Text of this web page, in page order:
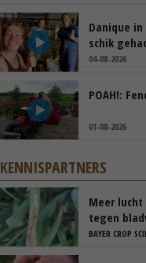
Danique in
schik
04-08-2026
POAH!:
01-08-2026
KENNISPARTNERS
Meer
tegen
BAYER CROP